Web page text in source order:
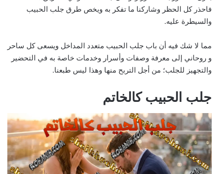
فاحذر كل الحظر وشاركنا ما تفكر به ويخص طرق جلب الحبيب
والسيطرة عليه.
مما لا شك فيه أن باب جلب الحبيب متعدد المداخل ويسعى كل ساحر
و روحاني إلى معرفة وصفات وأسرار وخدمات خاصة به في التحضير
والتجهيز للجلب؛ من أجل التربح منها وهذا ليس طبعنا.
جلب الحبيب كالخاتم